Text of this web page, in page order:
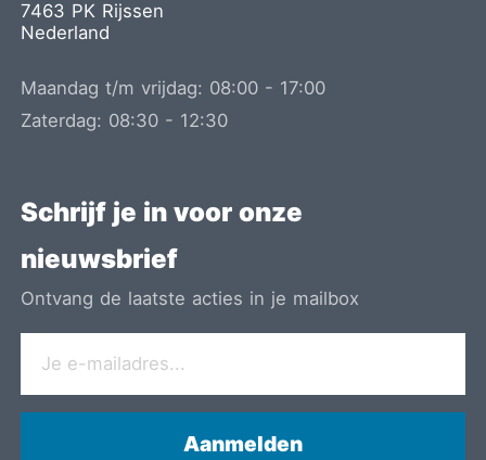
7463 PK Rijssen
Nederland
Maandag t/m vrijdag: 08:00 - 17:00
Zaterdag: 08:30 - 12:30
Schrijf je in voor onze
nieuwsbrief
Ontvang de laatste acties in je mailbox
Aanmelden